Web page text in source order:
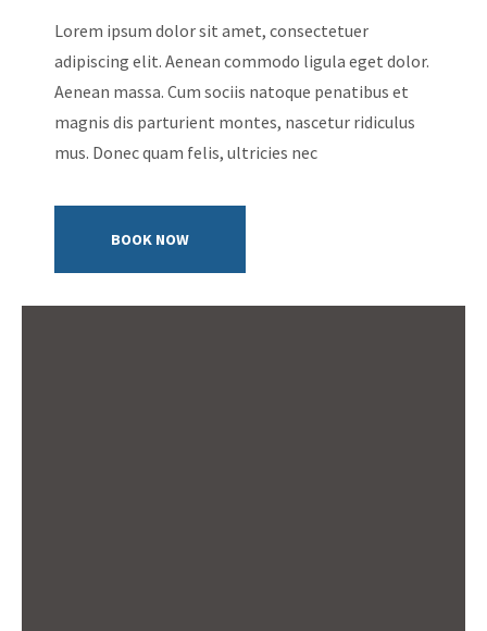
Lorem ipsum dolor sit amet, consectetuer
adipiscing elit. Aenean commodo ligula eget dolor.
Aenean massa. Cum sociis natoque penatibus et
magnis dis parturient montes, nascetur ridiculus
mus. Donec quam felis, ultricies nec
BOOK NOW